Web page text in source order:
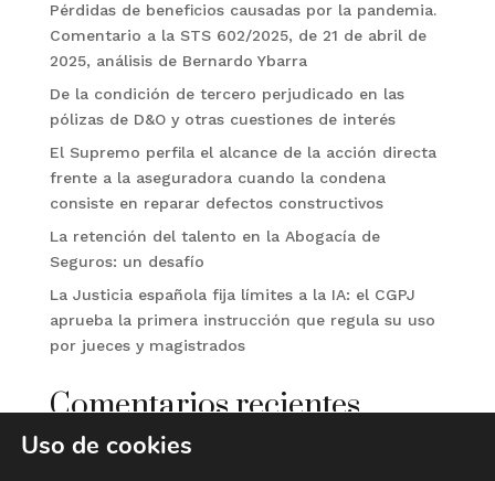
Pérdidas de beneficios causadas por la pandemia.
Comentario a la STS 602/2025, de 21 de abril de
2025, análisis de Bernardo Ybarra
De la condición de tercero perjudicado en las
pólizas de D&O y otras cuestiones de interés
El Supremo perfila el alcance de la acción directa
frente a la aseguradora cuando la condena
consiste en reparar defectos constructivos
La retención del talento en la Abogacía de
Seguros: un desafío
La Justicia española fija límites a la IA: el CGPJ
aprueba la primera instrucción que regula su uso
por jueces y magistrados
Comentarios recientes
No hay comentarios que mostrar.
Uso de cookies